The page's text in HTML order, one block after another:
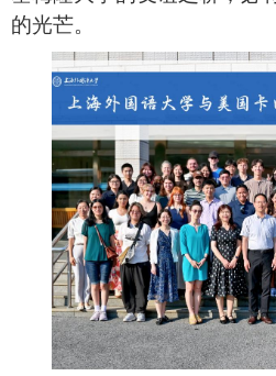
的光芒。